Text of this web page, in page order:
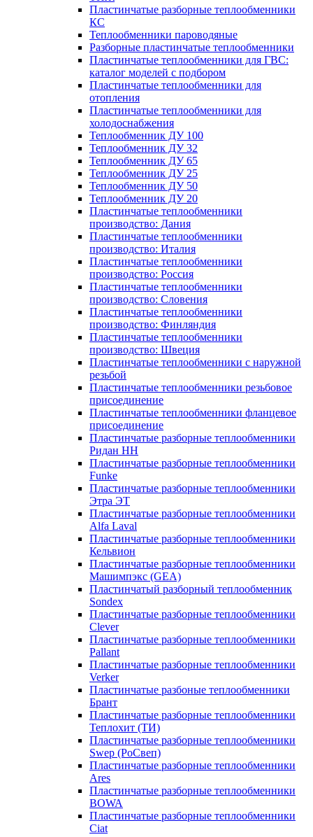
Пластинчатые разборные теплообменники
КC
Теплообменники пароводяные
Разборные пластинчатые теплообменники
Пластинчатые теплообменники для ГВС:
каталог моделей с подбором
Пластинчатые теплообменники для
отопления
Пластинчатые теплообменники для
холодоснабжения
Теплообменник ДУ 100
Теплообменник ДУ 32
Теплообменник ДУ 65
Теплообменник ДУ 25
Теплообменник ДУ 50
Теплообменник ДУ 20
Пластинчатые теплообменники
производство: Дания
Пластинчатые теплообменники
производство: Италия
Пластинчатые теплообменники
производство: Россия
Пластинчатые теплообменники
производство: Словения
Пластинчатые теплообменники
производство: Финляндия
Пластинчатые теплообменники
производство: Швеция
Пластинчатые теплообменники с наружной
резьбой
Пластинчатые теплообменники резьбовое
присоединение
Пластинчатые теплообменники фланцевое
присоединение
Пластинчатые разборные теплообменники
Ридан НН
Пластинчатые разборные теплообменники
Funke
Пластинчатые разборные теплообменники
Этра ЭТ
Пластинчатые разборные теплообменники
Alfa Laval
Пластинчатые разборные теплообменники
Кельвион
Пластинчатые разборные теплообменники
Машимпэкс (GEA)
Пластинчатый разборный теплообменник
Sondex
Пластинчатые разборные теплообменники
Clever
Пластинчатые разборные теплообменники
Pallant
Пластинчатые разборные теплообменники
Verker
Пластинчатые разбоные теплообменники
Брант
Пластинчатые разборные теплообменники
Теплохит (ТИ)
Пластинчатые разборные теплообменники
Swep (РоСвеп)
Пластинчатые разборные теплообменники
Ares
Пластинчатые разборные теплообменники
BOWA
Пластинчатые разборные теплообменники
Ciat